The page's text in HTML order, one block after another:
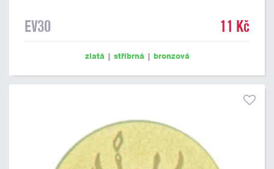
EV30 11 Kč
zlatá | stříbrná | bronzová